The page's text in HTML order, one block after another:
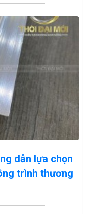
dẫn lựa chọn
trình thương